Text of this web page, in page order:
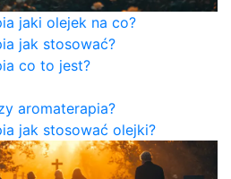
jaki olejek na co?
jak stosować?
co to jest?
aromaterapia?
jak stosować olejki?